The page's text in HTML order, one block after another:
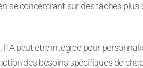
se concentrant sur des tâches
peut être intégrée pour
des besoins spécifiques de